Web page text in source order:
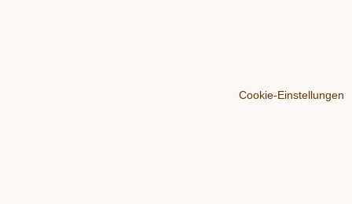
Cookie-Einstellungen